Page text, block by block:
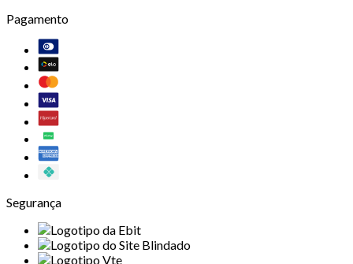
Pagamento
Segurança